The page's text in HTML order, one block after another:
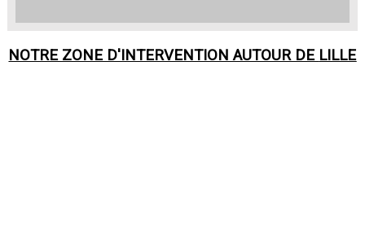
NOTRE ZONE D'INTERVENTION AUTOUR DE LILLE